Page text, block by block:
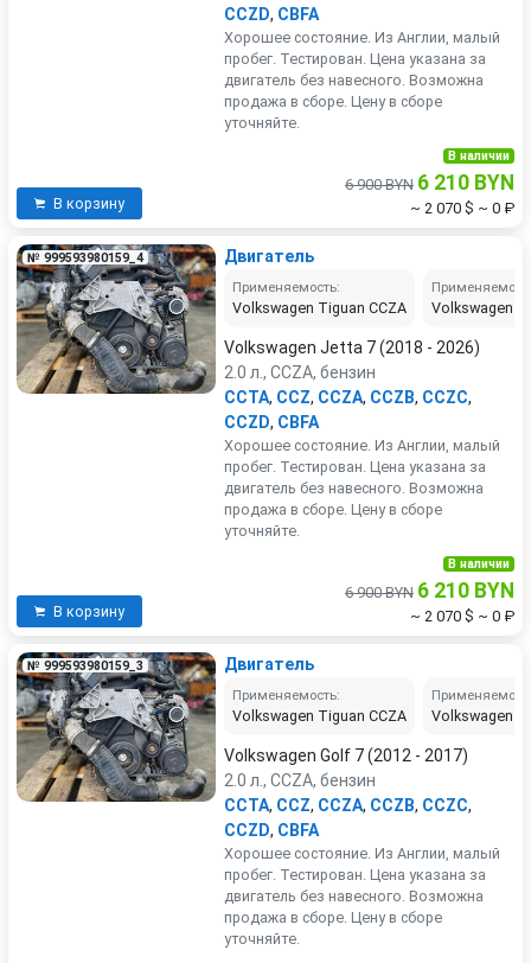
CCZD, CBFA
Хорошее состояние. Из Англии, малый
пробег. Тестирован. Цена указана за
двигатель без навесного. Возможна
продажа в сборе. Цену в сборе
уточняйте.
В корзину
В наличии
6 900 BYN 6 210 BYN
~ 2 070 $ ~ 0 ₽
№ 999593980159_4 Двигатель
Применяемость:
Volkswagen Tiguan CCZA Volkswagen
Volkswagen Jetta 7 (2018 - 2026)
2.0 л., CCZA, бензин
CCTA, CCZ, CCZA, CCZB, CCZC,
CCZD, CBFA
Хорошее состояние. Из Англии, малый
пробег. Тестирован. Цена указана за
двигатель без навесного. Возможна
продажа в сборе. Цену в сборе
уточняйте.
В корзину
В наличии
6 900 BYN 6 210 BYN
~ 2 070 $ ~ 0 ₽
№ 999593980159_3 Двигатель
Применяемость:
Volkswagen Tiguan CCZA Volkswagen
Volkswagen Golf 7 (2012 - 2017)
2.0 л., CCZA, бензин
CCTA, CCZ, CCZA, CCZB, CCZC,
CCZD, CBFA
Хорошее состояние. Из Англии, малый
пробег. Тестирован. Цена указана за
двигатель без навесного. Возможна
продажа в сборе. Цену в сборе
уточняйте.